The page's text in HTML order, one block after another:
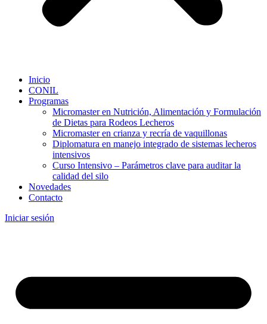
Inicio
CONIL
Programas
Micromaster en Nutrición, Alimentación y Formulación
de Dietas para Rodeos Lecheros
Micromaster en crianza y recría de vaquillonas
Diplomatura en manejo integrado de sistemas lecheros
intensivos
Curso Intensivo – Parámetros clave para auditar la
calidad del silo
Novedades
Contacto
Iniciar sesión